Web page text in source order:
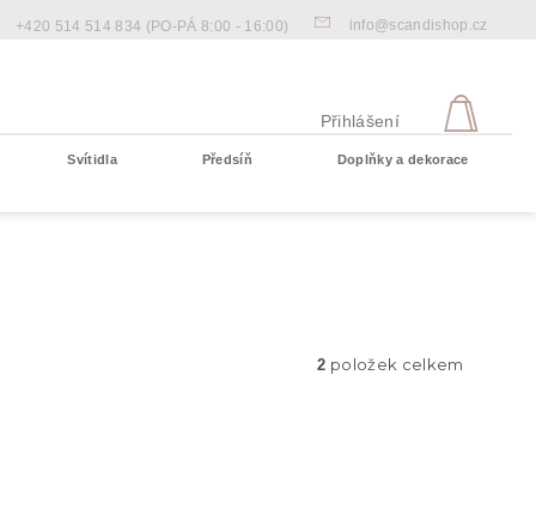
+420 514 514 834 (PO-PÁ 8:00 - 16:00) info@scandishop.cz
Přihlášení
Svítidla Předsíň Doplňky a dekorace
2 položek celkem